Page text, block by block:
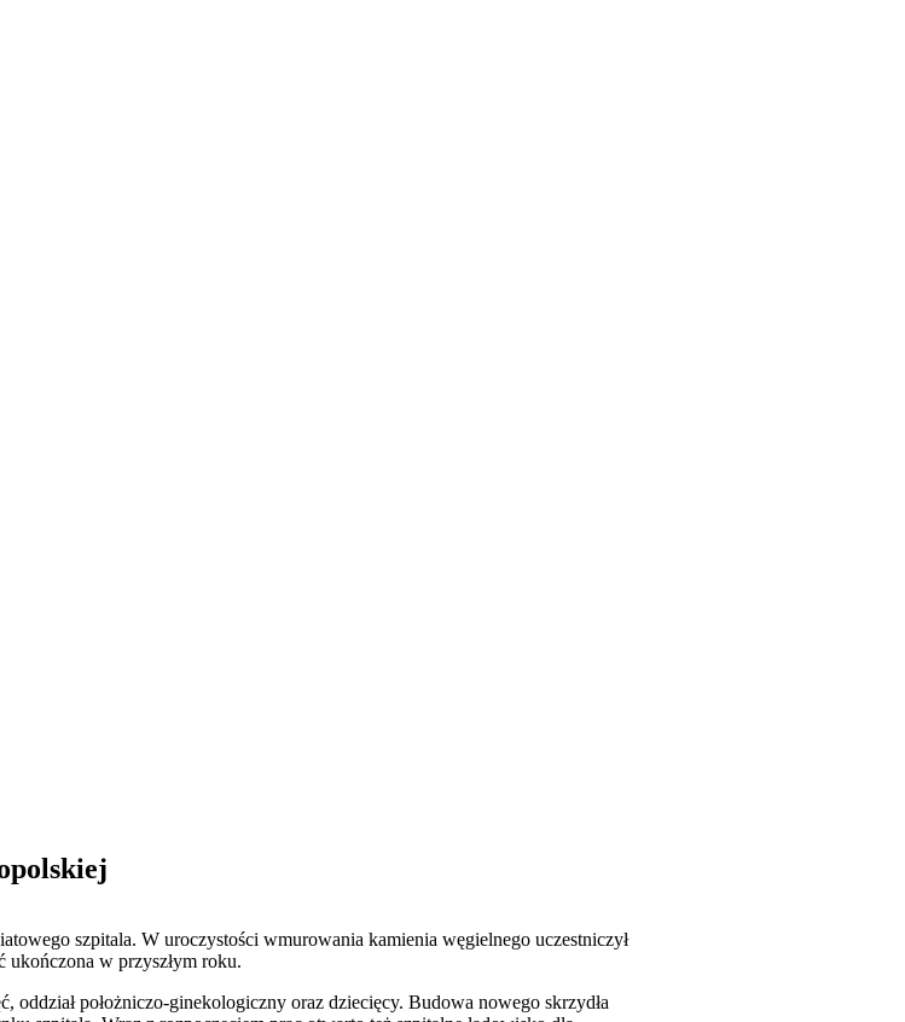
szpitala. W uroczystości wmurowania kamienia węgielnego uczestniczył
ukończona w przyszłym roku.
położniczo-ginekologiczny oraz dziecięcy. Budowa nowego skrzydła